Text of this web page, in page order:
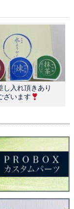
し入れ頂きあり
ざいます